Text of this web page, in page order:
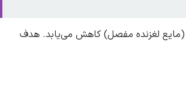
لغزنده مفصل) کاهش می‌یابد. هدف